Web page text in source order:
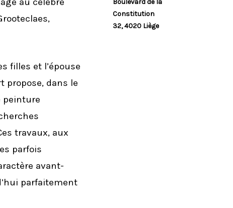
au célèbre
filles et l’épouse
propose, dans le
peinture
travaux, aux
parfois
avant-
parfaitement
Boulevardde la
Constitution
32, 4020 Liège